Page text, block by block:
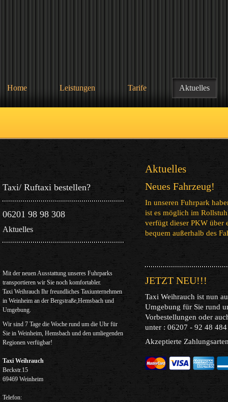
Home Leistungen Tarife Aktuelles
Taxi/ Ruftaxi bestellen?
06201 98 98 308
Aktuelles
Mit der neuen Ausstattung unseres Fuhrparks
transportieren wir Sie noch komfortabler.
Taxi Weihrauch Ihr freundliches Taxiunternehmen
in Weinheim an der Bergstraße,Hemsbach und
Umgebung.
Wir sind 7 Tage die Woche rund um die Uhr für
Sie in Weinheim, Hemsbach und den umliegenden
Regionen verfügbar!
Taxi Weihrauch
Beckstr.15
69469 Weinheim
Telefon:
Neues Fahrzeug!
In unseren Fuhrpark
ist es möglich im
verfügt dieser PKW über
bequem außerhalb des
JETZT NEU!!!
Taxi Weihrauch ist nun
Umgebung für Sie rund
Vorbestellungen oder
unter : 06207 - 92 48
Akzeptierte